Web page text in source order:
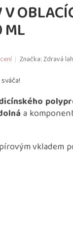
ML
Značka:Zdravá
a
vkladem